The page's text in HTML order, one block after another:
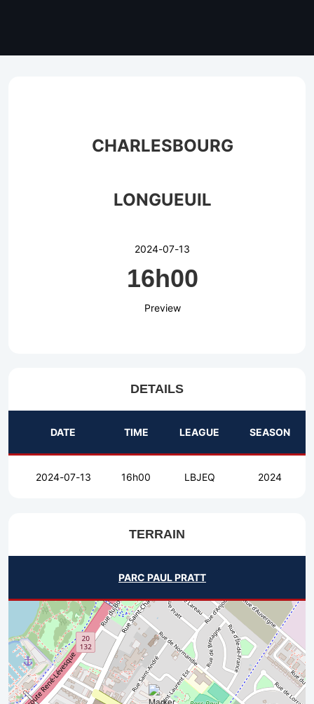
CHARLESBOURG
LONGUEUIL
2024-07-13
16h00
Preview
DETAILS
DATE TIME LEAGUE SEASON
2024-07-13 16h00 LBJEQ 2024
TERRAIN
PARC PAUL PRATT